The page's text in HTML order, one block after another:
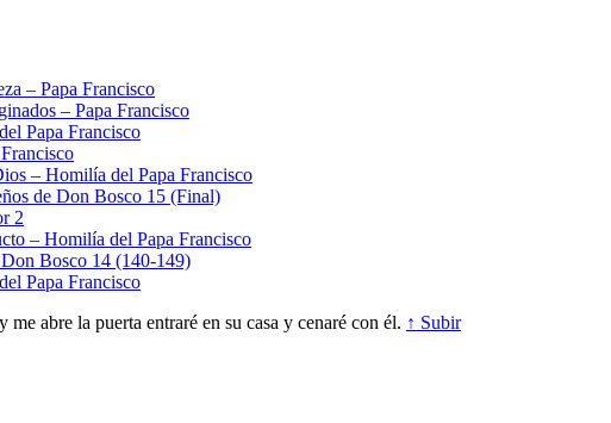
– Papa Francisco
– Papa Francisco
Papa Francisco
– Homilía del Papa Francisco
de Don Bosco 15 (Final)
2
– Homilía del Papa Francisco
Bosco 14 (140-149)
Papa Francisco
abre la puerta entraré en su casa y cenaré con él. ↑ Subir